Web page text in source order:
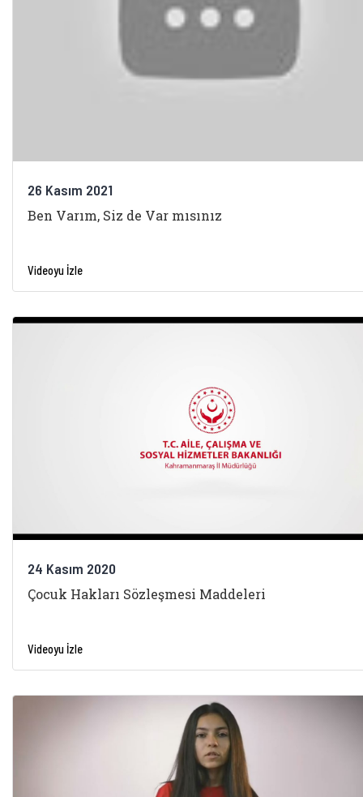
26 Kasım 2021
Ben Varım, Siz de Var mısınız
Videoyu İzle
24 Kasım 2020
Çocuk Hakları Sözleşmesi Maddeleri
Videoyu İzle